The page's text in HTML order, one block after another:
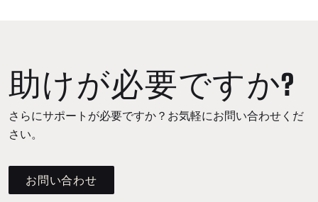
助けが必要ですか?
さらにサポートが必要ですか？お気軽にお問い合わせくだ
さい。
お問い合わせ